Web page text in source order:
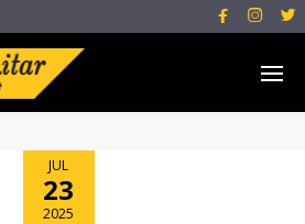
  
JUL
23
2025